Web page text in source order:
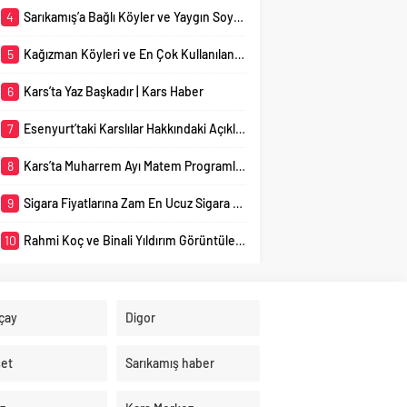
düzenlenmeye başladı.
tarihinin en önemli
kabul edilen...
4 Sarıkamış’a Bağlı Köyler ve Yaygın Soyadları
5 Kağızman Köyleri ve En Çok Kullanılan Soyadları | Kars Haber
6 Kars’ta Yaz Başkadır | Kars Haber
7 Esenyurt’taki Karslılar Hakkındaki Açıklama Gündem Oldu
8 Kars’ta Muharrem Ayı Matem Programları Başladı
9 Sigara Fiyatlarına Zam En Ucuz Sigara 110 TL
10 Rahmi Koç ve Binali Yıldırım Görüntüleri Gündem Yarattı
Digor
Sarıkamış haber